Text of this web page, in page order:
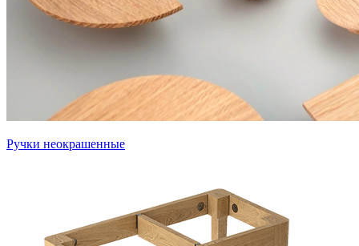
Ручки неокрашенные